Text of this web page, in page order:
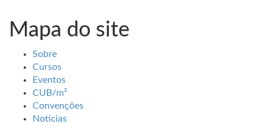
Mapa do site
Sobre
Cursos
Eventos
CUB/m²
Convenções
Notícias